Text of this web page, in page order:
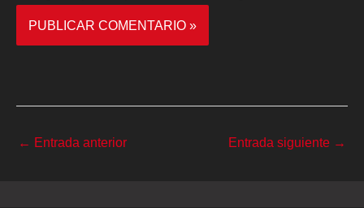
← Entrada anterior Entrada siguiente →